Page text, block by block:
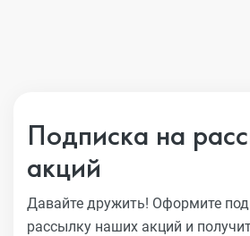
Подписка на
акций
Давайте дружить! Оформите
рассылку наших акций и